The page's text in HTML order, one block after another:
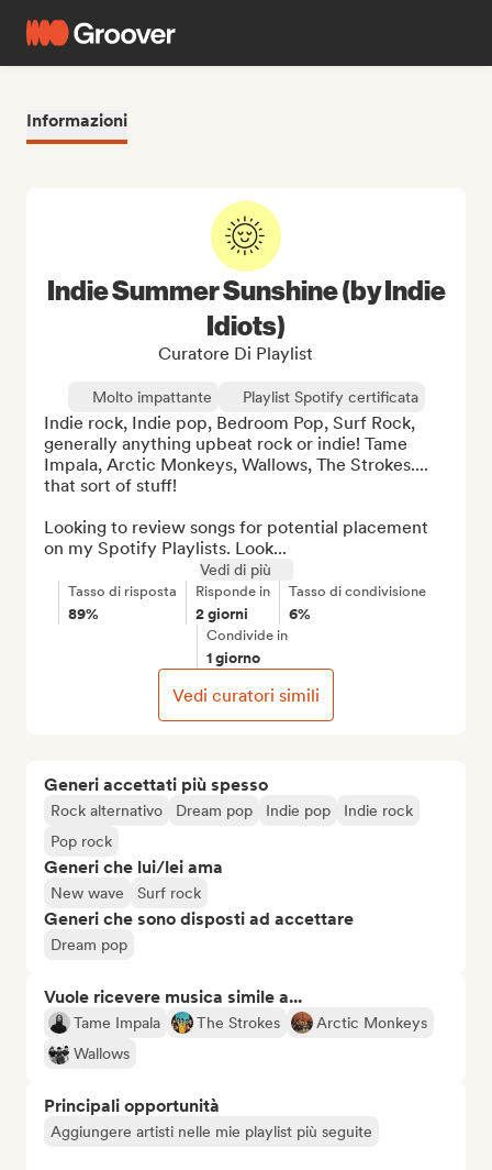
Informazioni
Generi accettati più spesso
Rock alternativo Dream pop Indie pop
Indie rock
Pop rock
Generi che lui/lei ama
New wave Surf rock
Generi che sono disposti ad accettare
Dream pop
Vuole ricevere musica simile a...
Tame Impala The Strokes
Arctic Monkeys
Wallows
Principali opportunità
Aggiungere artisti nelle mie playlist più seguite
Indie Summer Sunshine (by Indie
Idiots)
Curatore Di Playlist
Molto impattante Playlist Spotify certificata
Indie rock, Indie pop, Bedroom Pop, Surf Rock,
generally anything upbeat rock or indie! Tame
Impala, Arctic Monkeys, Wallows, The Strokes....
that sort of stuff!
Looking to review songs for potential placement
on my Spotify Playlists. Look...
Vedi di più
Tasso di risposta
89%
Risponde in
2 giorni
Tasso di condivisione
6%
Condivide in
1 giorno
Vedi curatori simili